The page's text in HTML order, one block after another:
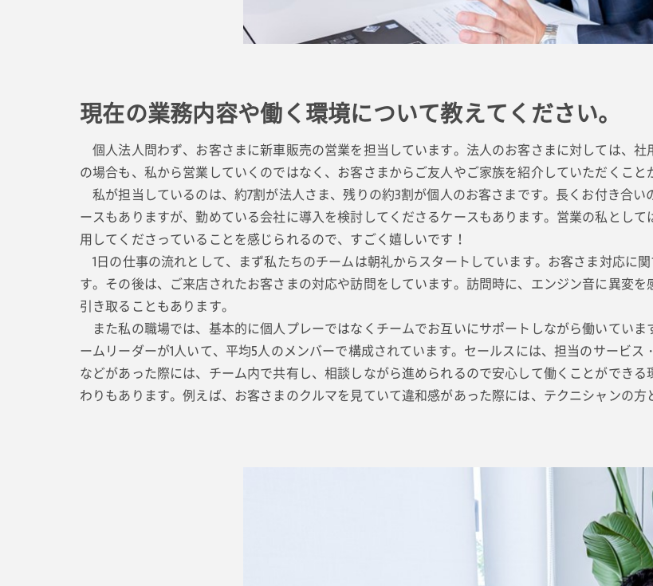
現在の業務内容や働く環境について教えてください。
個人法人問わず、お客さまに新車販売の営業を担当しています。法人のお客さまに対しては、
の場合も、私から営業していくのではなく、お客さまからご友人やご家族を紹介していただくこと
私が担当しているのは、約7割が法人さま、残りの約3割が個人のお客さまです。長くお付き合
ースもありますが、勤めている会社に導入を検討してくださるケースもあります。営業の私とし
用してくださっていることを感じられるので、すごく嬉しいです！
1日の仕事の流れとして、まず私たちのチームは朝礼からスタートしています。お客さま対応に
す。その後は、ご来店されたお客さまの対応や訪問をしています。訪問時に、エンジン音に異変
引き取ることもあります。
また私の職場では、基本的に個人プレーではなくチームでお互いにサポートしながら働いてい
ームリーダーが1人いて、平均5人のメンバーで構成されています。セールスには、担当のサービ
などがあった際には、チーム内で共有し、相談しながら進められるので安心して働くことができ
わりもあります。例えば、お客さまのクルマを見ていて違和感があった際には、テクニシャンの方